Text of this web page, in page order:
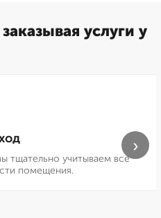
услуги у
тщательно учитываем все
помещения.
›